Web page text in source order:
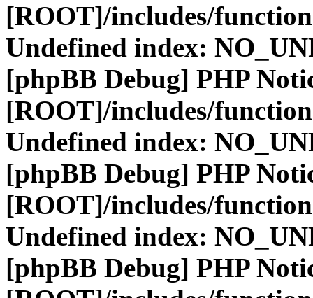
[ROOT]/includes/
Undefined index:
[phpBB Debug] PHP
[ROOT]/includes/
Undefined index:
[phpBB Debug] PHP
[ROOT]/includes/
Undefined index:
[phpBB Debug] PHP